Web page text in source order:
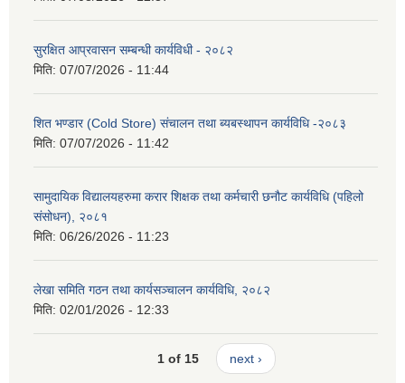
सुरक्षित आप्रवासन सम्बन्धी कार्यविधी - २०८२
मिति: 07/07/2026 - 11:44
शित भण्डार (Cold Store) संचालन तथा ब्यबस्थापन कार्यविधि -२०८३
मिति: 07/07/2026 - 11:42
सामुदायिक विद्यालयहरुमा करार शिक्षक तथा कर्मचारी छनौट कार्यविधि (पहिलो
संसोधन), २०८१
मिति: 06/26/2026 - 11:23
लेखा समिति गठन तथा कार्यसञ्चालन कार्यविधि, २०८२
मिति: 02/01/2026 - 12:33
1 of 15 next ›